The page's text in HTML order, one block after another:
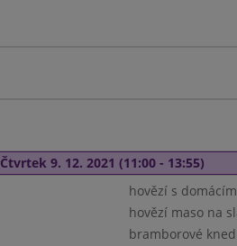
Čtvrtek 9. 12. 2021 (11:00 - 13:55)
hovězí s
hovězí maso na
bramborové